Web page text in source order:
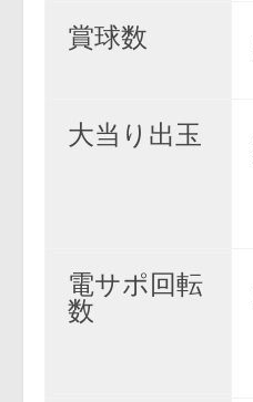
賞球数
大当り出玉
電サポ回転
数